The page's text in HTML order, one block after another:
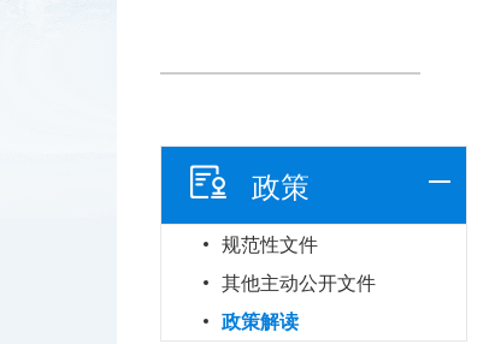
政策
规范性文件
其他主动公开文件
政策解读